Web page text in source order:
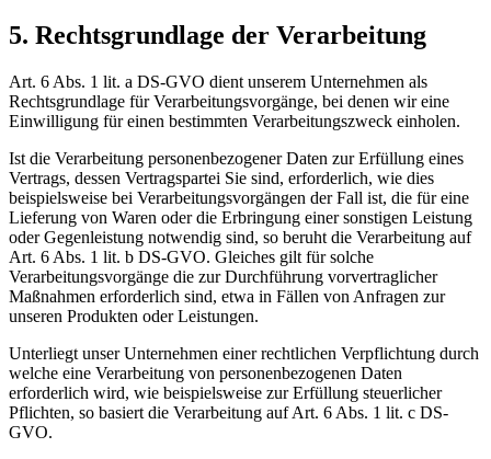
5. Rechtsgrundlage der Verarbeitung
Art. 6 Abs. 1 lit. a DS-GVO dient unserem Unternehmen als
Rechtsgrundlage für Verarbeitungsvorgänge, bei denen wir eine
Einwilligung für einen bestimmten Verarbeitungszweck einholen.
Ist die Verarbeitung personenbezogener Daten zur Erfüllung eines
Vertrags, dessen Vertragspartei Sie sind, erforderlich, wie dies
beispielsweise bei Verarbeitungsvorgängen der Fall ist, die für eine
Lieferung von Waren oder die Erbringung einer sonstigen Leistung
oder Gegenleistung notwendig sind, so beruht die Verarbeitung auf
Art. 6 Abs. 1 lit. b DS-GVO. Gleiches gilt für solche
Verarbeitungsvorgänge die zur Durchführung vorvertraglicher
Maßnahmen erforderlich sind, etwa in Fällen von Anfragen zur
unseren Produkten oder Leistungen.
Unterliegt unser Unternehmen einer rechtlichen Verpflichtung durch
welche eine Verarbeitung von personenbezogenen Daten
erforderlich wird, wie beispielsweise zur Erfüllung steuerlicher
Pflichten, so basiert die Verarbeitung auf Art. 6 Abs. 1 lit. c DS-
GVO.